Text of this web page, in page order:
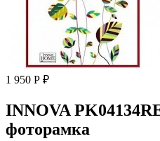
1 950 Р ₽
INNOVA
фоторамка